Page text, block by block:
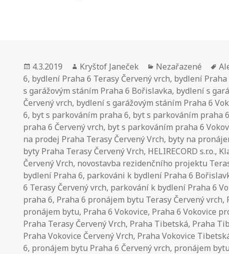
Publikováno:
4.3.2019 Autor:
Kryštof Janeček Rubriky:
Nezařazené
6, bydlení Praha 6 Terasy Červený vrch, bydlení Praha
s garážovým stáním Praha 6 Bořislavka, bydlení s
Červený vrch, bydlení s garážovým stáním Praha 6
6, byt s parkováním praha 6, byt s parkováním praha
praha 6 Červený vrch, byt s parkováním praha 6
na prodej Praha Terasy Červený Vrch, byty na
byty Praha Terasy Červený Vrch, HELIRECORD s.r.o.,
Červený Vrch, novostavba rezidenčního projektu
bydlení Praha 6, parkováni k bydlení Praha 6
6 Terasy Červený vrch, parkování k bydlení Praha 6
praha 6, Praha 6 pronájem bytu Terasy Červený vrch,
pronájem bytu, Praha 6 Vokovice, Praha 6 Vokovice
Praha Terasy Červený Vrch, Praha Tibetská, Praha
Praha Vokovice Červený Vrch, Praha Vokovice
6, pronájem bytu Praha 6 Červený vrch, pronájem